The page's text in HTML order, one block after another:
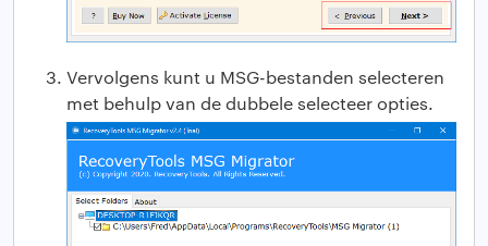
Vervolgens kunt u MSG-bestanden selecteren
met behulp van de dubbele selecteer opties.